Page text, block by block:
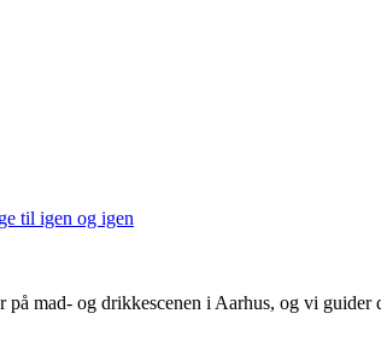
til igen og igen
mad- og drikkescenen i Aarhus, og vi